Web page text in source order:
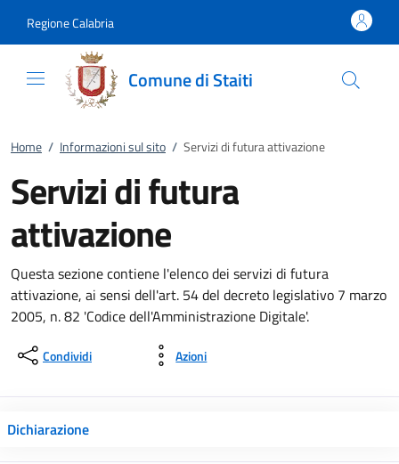
Regione Calabria
Comune di Staiti
Home / Informazioni sul sito / Servizi di futura attivazione
Servizi di futura
attivazione
Questa sezione contiene l'elenco dei servizi di futura
attivazione, ai sensi dell'art. 54 del decreto legislativo 7 marzo
2005, n. 82 'Codice dell'Amministrazione Digitale'.
Condividi Azioni
Dichiarazione